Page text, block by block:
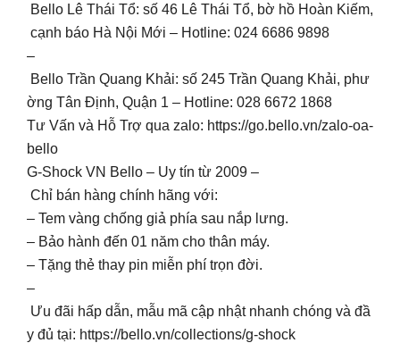
Bello Lê Thái Tổ: số 46 Lê Thái Tổ, bờ hồ Hoàn Kiếm,
cạnh báo Hà Nội Mới – Hotline: 024 6686 9898
–
Bello Trần Quang Khải: số 245 Trần Quang Khải, phư
ờng Tân Định, Quận 1 – Hotline: 028 6672 1868
Tư Vấn và Hỗ Trợ qua zalo: https://go.bello.vn/zalo-oa-
bello
G-Shock VN Bello – Uy tín từ 2009 –
Chỉ bán hàng chính hãng với:
– Tem vàng chống giả phía sau nắp lưng.
– Bảo hành đến 01 năm cho thân máy.
– Tặng thẻ thay pin miễn phí trọn đời.
–
Ưu đãi hấp dẫn, mẫu mã cập nhật nhanh chóng và đầ
y đủ tại: https://bello.vn/collections/g-shock